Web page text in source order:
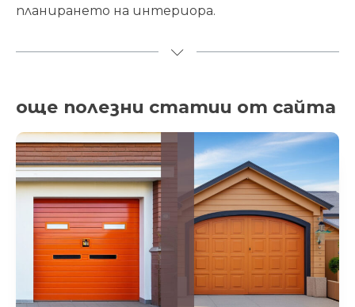
планирането на интериора.
още полезни статии от сайта